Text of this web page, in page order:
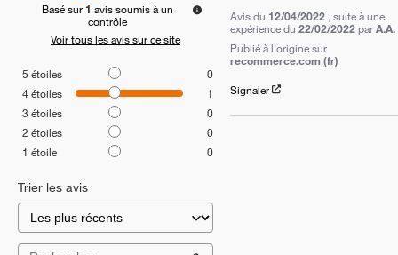
Basé sur 1 avis soumis à un
contrôle
Voir tous les avis sur ce site
5 étoiles
0
4étoiles
1
3 étoiles
0
2 étoiles
0
1 étoile 0
Trier les avis
Avis du 12/04/2022 , suite à une
expérience du 22/02/2022 parA.A.
Publié à l'origine sur
recommerce.com (fr)
Signaler